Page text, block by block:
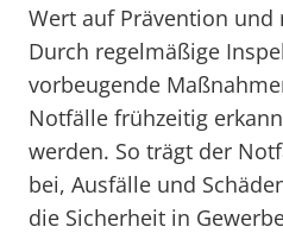
Wert auf Prävention und
Durch regelmäßige
vorbeugende
Notfälle frühzeitig
werden. So trägt der
bei, Ausfälle und
die Sicherheit in